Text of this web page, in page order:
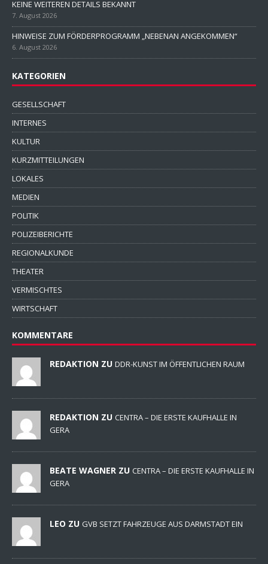
KEINE WEITEREN DETAILS BEKANNT
7. August 2026
HINWEISE ZUM FÖRDERPROGRAMM „NEBENAN ANGEKOMMEN“
6. August 2026
KATEGORIEN
GESELLSCHAFT
INTERNES
KULTUR
KURZMITTEILUNGEN
LOKALES
MEDIEN
POLITIK
POLIZEIBERICHTE
REGIONALKUNDE
THEATER
VERMISCHTES
WIRTSCHAFT
KOMMENTARE
REDAKTION ZU DDR-KUNST IM ÖFFENTLICHEN RAUM
REDAKTION ZU CENTRA – DIE ERSTE KAUFHALLE IN
GERA
BEATE WAGNER ZU CENTRA – DIE ERSTE KAUFHALLE IN
GERA
LEO ZU GVB SETZT FAHRZEUGE AUS DARMSTADT EIN